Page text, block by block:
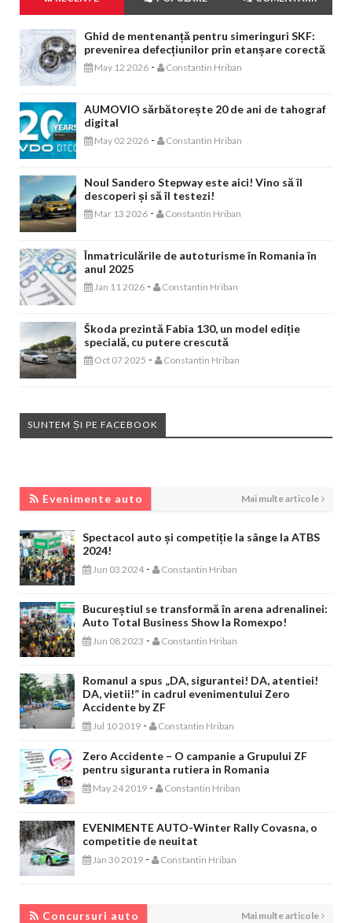
Ghid de mentenanță pentru simeringuri SKF:
prevenirea defecțiunilor prin etanșare corectă
May 12 2026 - Constantin Hriban
AUMOVIO sărbătorește 20 de ani de tahograf
digital
May 02 2026 - Constantin Hriban
Noul Sandero Stepway este aici! Vino să îl
descoperi și să îl testezi!
Mar 13 2026 - Constantin Hriban
Înmatriculările de autoturisme în Romania în
anul 2025
Jan 11 2026 - Constantin Hriban
Škoda prezintă Fabia 130, un model ediție
specială, cu putere crescută
Oct 07 2025 - Constantin Hriban
SUNTEM ȘI PE FACEBOOK
Evenimente auto Mai multe articole
Spectacol auto și competiție la sânge la ATBS
2024!
Jun 03 2024 - Constantin Hriban
Bucureștiul se transformă în arena adrenalinei:
Auto Total Business Show la Romexpo!
Jun 08 2023 - Constantin Hriban
Romanul a spus „DA, sigurantei! DA, atentiei!
DA, vietii!” in cadrul evenimentului Zero
Accidente by ZF
Jul 10 2019 - Constantin Hriban
Zero Accidente – O campanie a Grupului ZF
pentru siguranta rutiera in Romania
May 24 2019 - Constantin Hriban
EVENIMENTE AUTO-Winter Rally Covasna, o
competitie de neuitat
Jan 30 2019 - Constantin Hriban
Concursuri auto Mai multe articole